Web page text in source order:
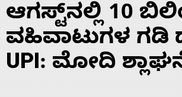
ಆಗಸ್ಟ್‌ನಲ್ಲಿ 10
ವಹಿವಾಟುಗಳ ಗಡಿ
UPI: ಮೋದಿ